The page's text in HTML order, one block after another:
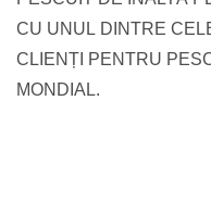
CU UNUL DINTRE
CLIENȚI PENTRU
MONDIAL.